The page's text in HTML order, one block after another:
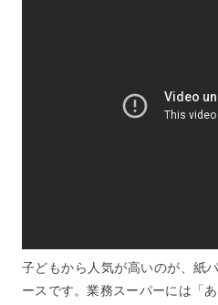
子どもから人気が高いのが、紙
ースです。業務スーパーには「